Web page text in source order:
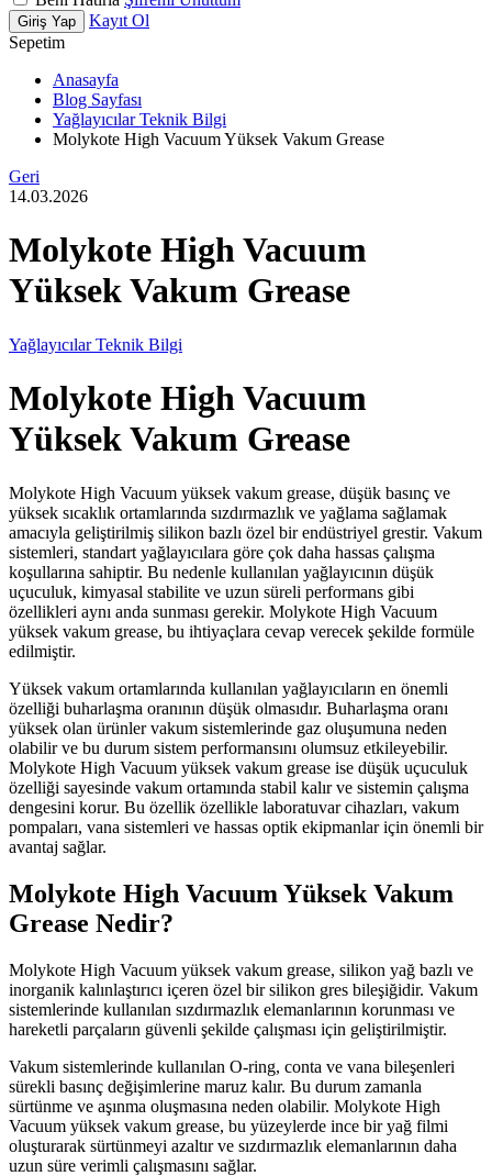
Giriş Yap
Kayıt Ol
Sepetim
Anasayfa
Blog Sayfası
Yağlayıcılar Teknik Bilgi
Molykote High Vacuum Yüksek Vakum Grease
Geri
14.03.2026
Molykote High Vacuum
Yüksek Vakum Grease
Yağlayıcılar Teknik Bilgi
Molykote High Vacuum
Yüksek Vakum Grease
Molykote High Vacuum yüksek vakum grease, düşük basınç ve
yüksek sıcaklık ortamlarında sızdırmazlık ve yağlama sağlamak
amacıyla geliştirilmiş silikon bazlı özel bir endüstriyel grestir. Vakum
sistemleri, standart yağlayıcılara göre çok daha hassas çalışma
koşullarına sahiptir. Bu nedenle kullanılan yağlayıcının düşük
uçuculuk, kimyasal stabilite ve uzun süreli performans gibi
özellikleri aynı anda sunması gerekir. Molykote High Vacuum
yüksek vakum grease, bu ihtiyaçlara cevap verecek şekilde formüle
edilmiştir.
Yüksek vakum ortamlarında kullanılan yağlayıcıların en önemli
özelliği buharlaşma oranının düşük olmasıdır. Buharlaşma oranı
yüksek olan ürünler vakum sistemlerinde gaz oluşumuna neden
olabilir ve bu durum sistem performansını olumsuz etkileyebilir.
Molykote High Vacuum yüksek vakum grease ise düşük uçuculuk
özelliği sayesinde vakum ortamında stabil kalır ve sistemin çalışma
dengesini korur. Bu özellik özellikle laboratuvar cihazları, vakum
pompaları, vana sistemleri ve hassas optik ekipmanlar için önemli bir
avantaj sağlar.
Molykote High Vacuum Yüksek Vakum
Grease Nedir?
Molykote High Vacuum yüksek vakum grease, silikon yağ bazlı ve
inorganik kalınlaştırıcı içeren özel bir silikon gres bileşiğidir. Vakum
sistemlerinde kullanılan sızdırmazlık elemanlarının korunması ve
hareketli parçaların güvenli şekilde çalışması için geliştirilmiştir.
Vakum sistemlerinde kullanılan O-ring, conta ve vana bileşenleri
sürekli basınç değişimlerine maruz kalır. Bu durum zamanla
sürtünme ve aşınma oluşmasına neden olabilir. Molykote High
Vacuum yüksek vakum grease, bu yüzeylerde ince bir yağ filmi
oluşturarak sürtünmeyi azaltır ve sızdırmazlık elemanlarının daha
uzun süre verimli çalışmasını sağlar.